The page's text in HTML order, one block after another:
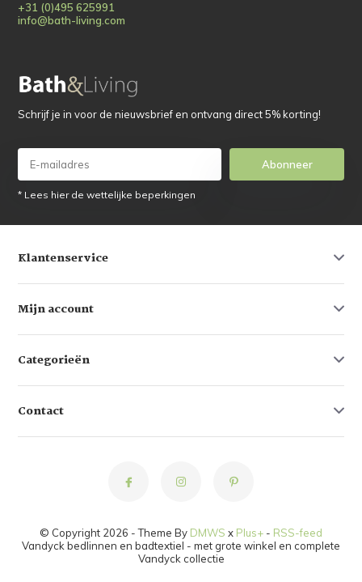
+31 (0)495 625991
info@bath-living.com
Schrijf je in voor de nieuwsbrief en ontvang direct 5% korting!
Abonneer
* Lees hier de wettelijke beperkingen
Klantenservice
Mijn account
Categorieën
Contact
© Copyright 2026 - Theme By DMWS x Plus+ - RSS-feed
Vandyck bedlinnen en badtextiel - met grote winkel en complete
Vandyck collectie